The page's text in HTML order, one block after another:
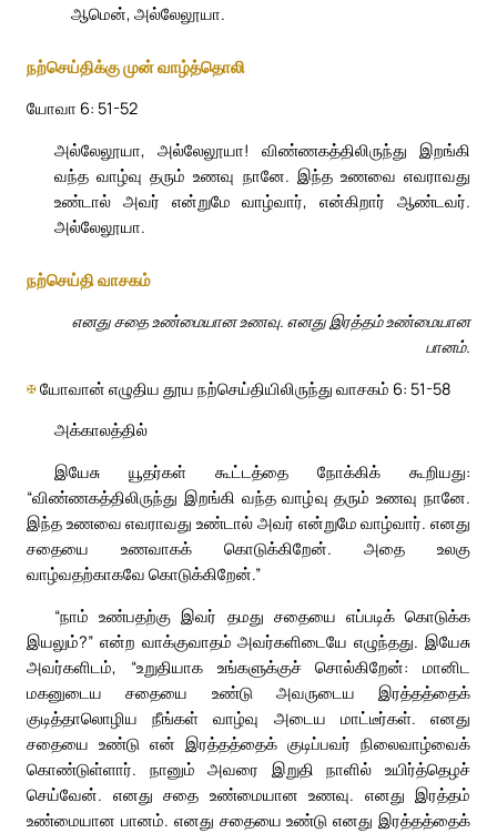
ஆமென், அல்லேலூயா.
நற்செய்திக்கு முன் வாழ்த்தொலி
யோவா 6: 51-52
அல்லேலூயா, அல்லேலூயா! விண்ணகத்திலிருந்து இறங்கி
வந்த வாழ்வு தரும் உணவு நானே. இந்த உணவை எவராவது
உண்டால் அவர் என்றுமே வாழ்வார், என்கிறார் ஆண்டவர்.
அல்லேலூயா.
நற்செய்தி வாசகம்
எனது சதை உண்மையான உணவு. எனது இரத்தம் உண்மையான
பானம்.
✠யோவான் எழுதிய தூய நற்செய்தியிலிருந்து வாசகம் 6: 51-58
அக்காலத்தில்
இயேசு யூதர்கள் கூட்டத்தை நோக்கிக் கூறியது:
“விண்ணகத்திலிருந்து இறங்கி வந்த வாழ்வு தரும் உணவு நானே.
இந்த உணவை எவராவது உண்டால் அவர் என்றுமே வாழ்வார். எனது
சதையை உணவாகக் கொடுக்கிறேன். அதை உலகு
வாழ்வதற்காகவே கொடுக்கிறேன்.”
“நாம் உண்பதற்கு இவர் தமது சதையை எப்படிக் கொடுக்க
இயலும்?” என்ற வாக்குவாதம் அவர்களிடையே எழுந்தது. இயேசு
அவர்களிடம், “உறுதியாக உங்களுக்குச் சொல்கிறேன்: மானிட
மகனுடைய சதையை உண்டு அவருடைய இரத்தத்தைக்
குடித்தாலொழிய நீங்கள் வாழ்வு அடைய மாட்டீர்கள். எனது
சதையை உண்டு என் இரத்தத்தைக் குடிப்பவர் நிலைவாழ்வைக்
கொண்டுள்ளார். நானும் அவரை இறுதி நாளில் உயிர்த்தெழச்
செய்வேன். எனது சதை உண்மையான உணவு. எனது இரத்தம்
உண்மையான பானம். எனது சதையை உண்டு எனது இரத்தத்தைக்